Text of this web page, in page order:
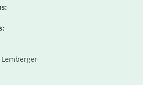
Lemberger